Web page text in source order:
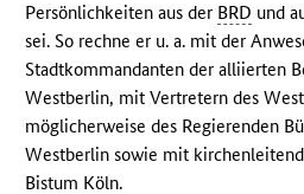
Persönlichkeiten aus der BRD und
sei. So rechne er u. a. mit der
Stadtkommandanten der alliierten
Westberlin, mit Vertretern des
möglicherweise des Regierenden
Westberlin sowie mit
Bistum Köln.